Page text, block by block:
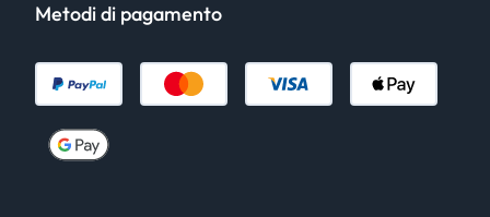
Metodi di pagamento